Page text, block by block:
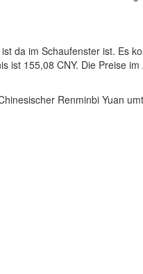
da im Schaufenster ist. Es
ist 155,08 CNY. Die Preise
Renminbi Yuan